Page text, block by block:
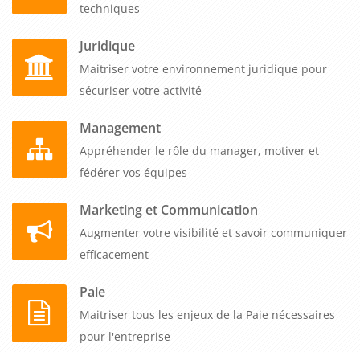
manipulation. Les participants apprennent à gérer leurs
émotions dans les échanges tendus, à désamorcer
l'agressivité par des techniques de communication non
violente et à transformer les objections en opportunités de
de crise permettent également de maintenir la cohésion
d'équipe dans les périodes d'incertitude, de communiquer
sur les changements organisationnels et de préserver la
Qualiopi, éligible au financement, s'organise quand vous le
souhaitez en fonction de votre calendrier. Donnez à vos
managers les clés de la communication managériale pour
performance, construire des relations de confiance durables
et gérer toutes les situations avec professionnalisme et
efficacité.
techniques
Juridique
Maitriser votre environnement juridique pour
sécuriser votre activité
Management
Appréhender le rôle du manager, motiver et
fédérer vos équipes
Marketing et Communication
Augmenter votre visibilité et savoir communiquer
efficacement
Paie
Maitriser tous les enjeux de la Paie nécessaires
pour l'entreprise